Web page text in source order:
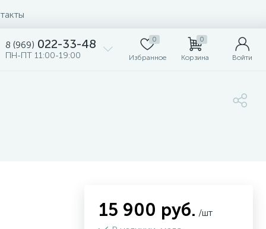
8 (969) 022-33-48
ПН-ПТ 11:00-19:00
0
Избранное
0
Корзина Войти
15 900 руб. /шт